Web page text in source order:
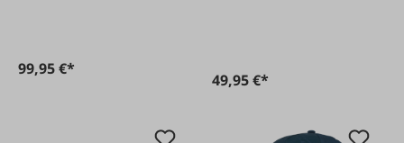
99,95 €*
49,95 €*